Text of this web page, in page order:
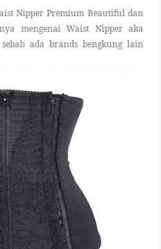
Nipper Premium Beautiful dan
mengenai Waist Nipper aka
ada brands bengkung lain